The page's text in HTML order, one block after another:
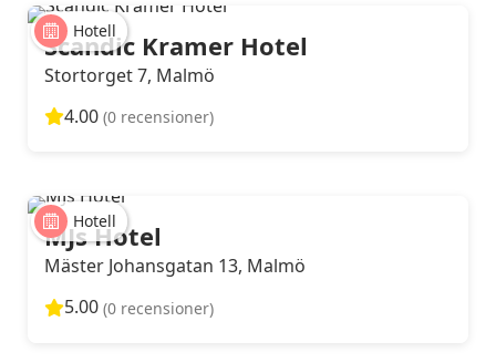
Hotell
Scandic Kramer Hotel
Stortorget 7, Malmö
4.00 (0 recensioner)
Hotell
MJs Hotel
Mäster Johansgatan 13, Malmö
5.00 (0 recensioner)